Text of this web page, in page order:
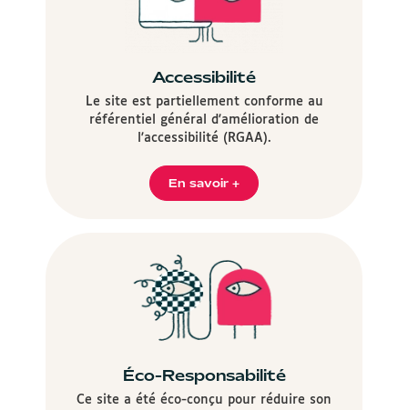
Accessibilité
Le site est partiellement conforme au
référentiel général d'amélioration de
l'accessibilité (RGAA).
En savoir +
Éco-Responsabilité
Ce site a été éco-conçu pour réduire son